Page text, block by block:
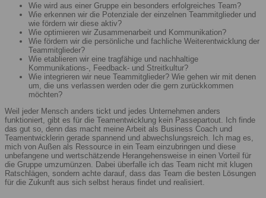
Wie wird aus einer Gruppe ein besonders erfolgreiches Team?
Wie erkennen wir die Potenziale der einzelnen Teammitglieder und
wie fördern wir diese aktiv?
Wie optimieren wir Zusammenarbeit und Kommunikation?
Wie fördern wir die persönliche und fachliche Weiterentwicklung der
Teammitglieder?
Wie etablieren wir eine tragfähige und nachhaltige
Kommunikations-, Feedback- und Streitkultur?
Wie integrieren wir neue Teammitglieder? Wie gehen wir mit denen
um, die uns verlassen werden oder die gern zurückkommen
möchten?
Weil jeder Mensch anders tickt und jedes Unternehmen anders
funktioniert, gibt es für die Teamentwicklung kein Passepartout. Ich finde
das gut so, denn das macht meine Arbeit als Business Coach und
Teamentwicklerin gerade spannend und abwechslungsreich. Ich mag es,
mich von Außen als Ressource in ein Team einzubringen und diese
unbefangene und wertschätzende Herangehensweise in einen Vorteil für
die Gruppe umzumünzen. Dabei überfalle ich das Team nicht mit klugen
Ratschlägen, sondern achte darauf, dass das Team die besten Lösungen
für die Zukunft aus sich selbst heraus findet und realisiert.